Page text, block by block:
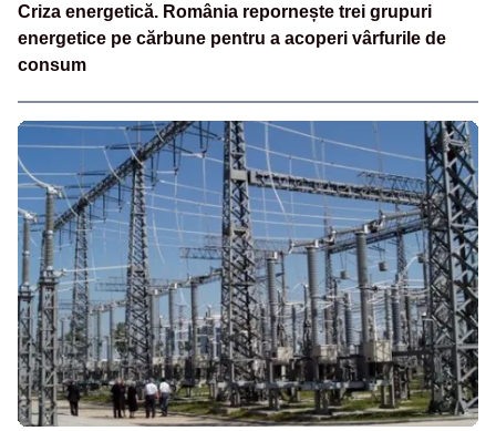
Criza energetică. România repornește trei grupuri
energetice pe cărbune pentru a acoperi vârfurile de
consum